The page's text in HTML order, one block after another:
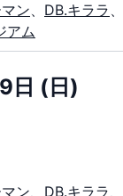
ン、 DB.キララ 、
アム
日 (日)
ン、 DB.キララ 、